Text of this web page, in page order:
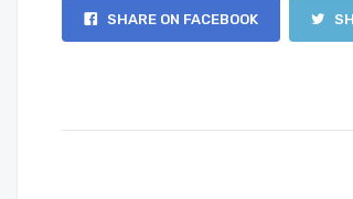
SHARE ON FACEBOOK